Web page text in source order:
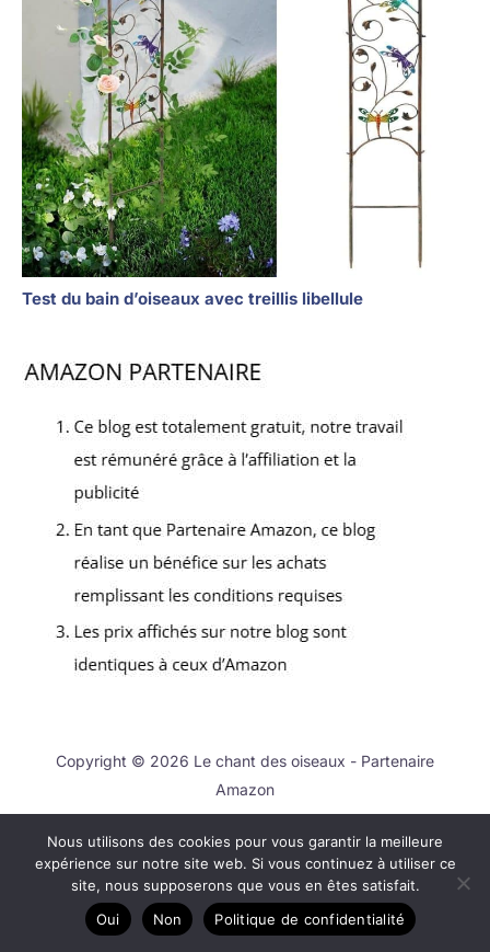
Test du bain d’oiseaux avec treillis libellule
Copyright © 2026 Le chant des oiseaux - Partenaire
Amazon
Contact
Plan du site
Mentions légales
Nous utilisons des cookies pour vous garantir la meilleure
expérience sur notre site web. Si vous continuez à utiliser ce
site, nous supposerons que vous en êtes satisfait.
Oui
Non Politique de confidentialité